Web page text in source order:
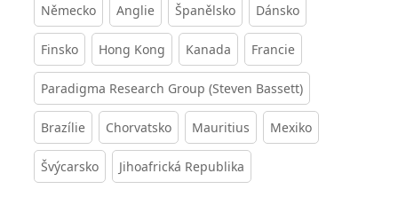
Německo Anglie Španělsko Dánsko
Finsko Hong Kong Kanada Francie
Paradigma Research Group (Steven Bassett)
Brazílie Chorvatsko Mauritius Mexiko
Švýcarsko Jihoafrická Republika